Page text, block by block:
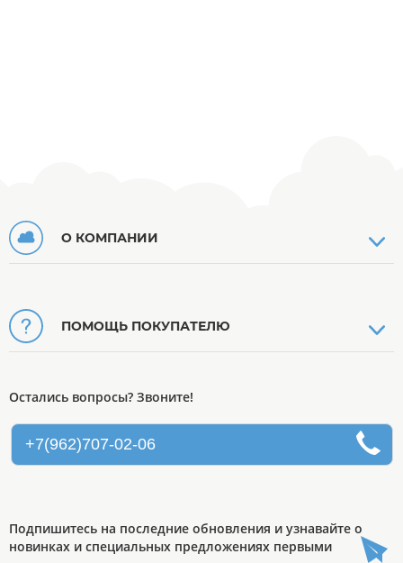
О КОМПАНИИ
ПОМОЩЬ ПОКУПАТЕЛЮ
Остались вопросы? Звоните!
+7(962)707-02-06
Подпишитесь на последние обновления и узнавайте о
новинках и специальных предложениях первыми